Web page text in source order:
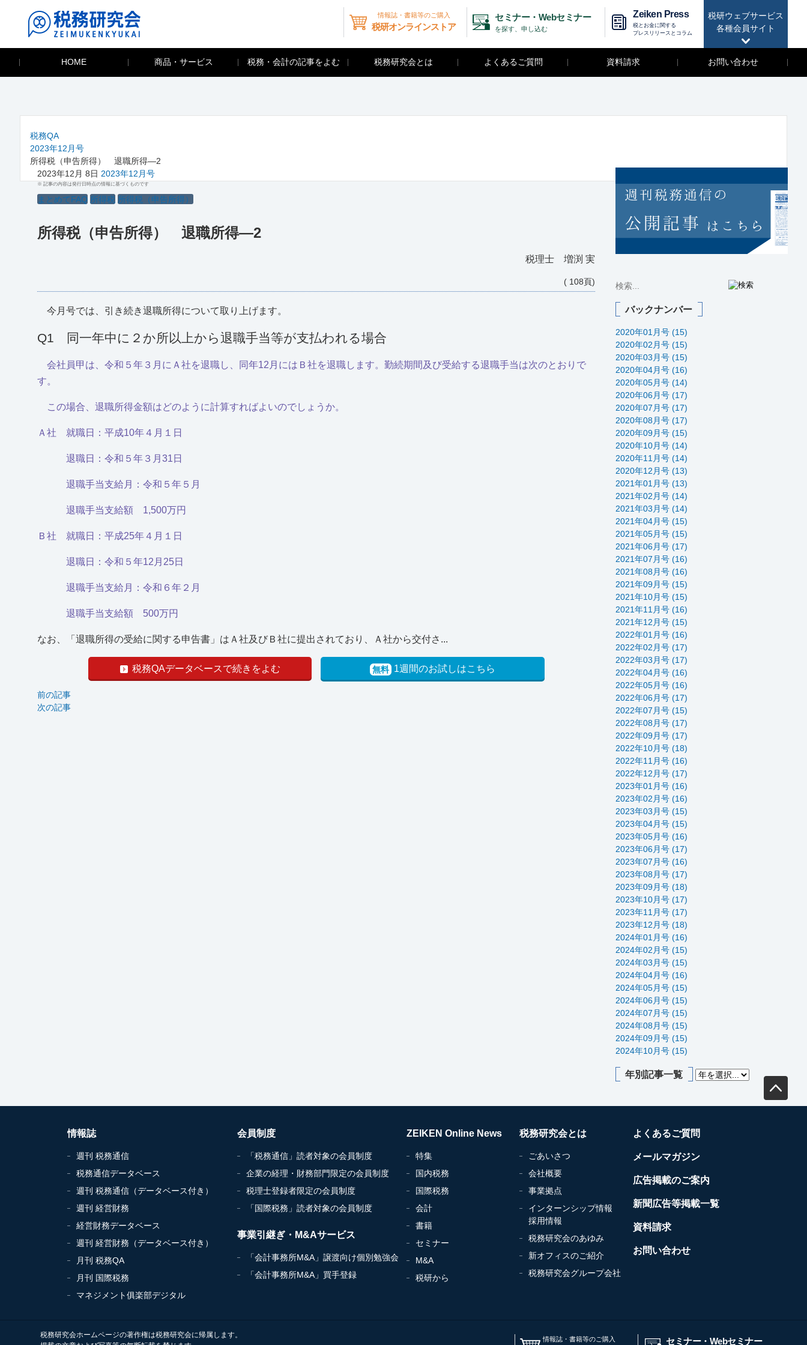
税研ウェブサービス
各種会員サイト
情報誌・書籍等のご購入
税研オンラインストア
セミナー・Webセミナー
を探す、申し込む
Zeiken Press
税とお金に関する
プレスリリースとコラム
HOME 商品・サービス 税務・会計の記事をよむ 税務研究会とは よくあるご質問 資料請求 お問い合わせ
税務QA
2023年12月号
所得税（申告所得） 退職所得―2
2023年12月 8日 2023年12月号
※ 記事の内容は発行日時点の情報に基づくものです
まとめてFAQ 所得税 所得税（申告所得）
所得税（申告所得） 退職所得―2
税理士 増渕 実
( 108頁)
今月号では、引き続き退職所得について取り上げます。
Q1 同一年中に２か所以上から退職手当等が支払われる場合
会社員甲は、令和５年３月にＡ社を退職し、同年12月にはＢ社を退職します。勤続期間及び受給する退職手当は次のとおりで
す。
この場合、退職所得金額はどのように計算すればよいのでしょうか。
Ａ社 就職日：平成10年４月１日
退職日：令和５年３月31日
退職手当支給月：令和５年５月
退職手当支給額 1,500万円
Ｂ社 就職日：平成25年４月１日
退職日：令和５年12月25日
退職手当支給月：令和６年２月
退職手当支給額 500万円
なお、「退職所得の受給に関する申告書」はＡ社及びＢ社に提出されており、Ａ社から交付さ...
税務QAデータベースで続きをよむ 無料 1週間のお試しはこちら
前の記事
次の記事
バックナンバー
2020年01月号 (15)
2020年02月号 (15)
2020年03月号 (15)
2020年04月号 (16)
2020年05月号 (14)
2020年06月号 (17)
2020年07月号 (17)
2020年08月号 (17)
2020年09月号 (15)
2020年10月号 (14)
2020年11月号 (14)
2020年12月号 (13)
2021年01月号 (13)
2021年02月号 (14)
2021年03月号 (14)
2021年04月号 (15)
2021年05月号 (15)
2021年06月号 (17)
2021年07月号 (16)
2021年08月号 (16)
2021年09月号 (15)
2021年10月号 (15)
2021年11月号 (16)
2021年12月号 (15)
2022年01月号 (16)
2022年02月号 (17)
2022年03月号 (17)
2022年04月号 (16)
2022年05月号 (16)
2022年06月号 (17)
2022年07月号 (15)
2022年08月号 (17)
2022年09月号 (17)
2022年10月号 (18)
2022年11月号 (16)
2022年12月号 (17)
2023年01月号 (16)
2023年02月号 (16)
2023年03月号 (15)
2023年04月号 (15)
2023年05月号 (16)
2023年06月号 (17)
2023年07月号 (16)
2023年08月号 (17)
2023年09月号 (18)
2023年10月号 (17)
2023年11月号 (17)
2023年12月号 (18)
2024年01月号 (16)
2024年02月号 (15)
2024年03月号 (15)
2024年04月号 (16)
2024年05月号 (15)
2024年06月号 (15)
2024年07月号 (15)
2024年08月号 (15)
2024年09月号 (15)
2024年10月号 (15)
年別記事一覧
情報誌
週刊 税務通信
税務通信データベース
週刊 税務通信（データベース付き）
週刊 経営財務
経営財務データベース
週刊 経営財務（データベース付き）
月刊 税務QA
月刊 国際税務
マネジメント俱楽部デジタル
会員制度
「税務通信」読者対象の会員制度
企業の経理・財務部門限定の会員制度
税理士登録者限定の会員制度
「国際税務」読者対象の会員制度
事業引継ぎ・M&Aサービス
「会計事務所M&A」譲渡向け個別勉強会
「会計事務所M&A」買手登録
ZEIKEN Online News
特集
国内税務
国際税務
会計
書籍
セミナー
M&A
税研から
税務研究会とは
ごあいさつ
会社概要
事業拠点
インターンシップ情報
採用情報
税務研究会のあゆみ
新オフィスのご紹介
税務研究会グループ会社
よくあるご質問
メールマガジン
広告掲載のご案内
新聞広告等掲載一覧
資料請求
お問い合わせ
税務研究会ホームページの著作権は税務研究会に帰属します。
情報誌・書籍等のご購入 セミナー・Webセミナー